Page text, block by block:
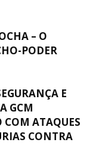
– O
PODER
E
GCM
COM ATAQUES
CONTRA